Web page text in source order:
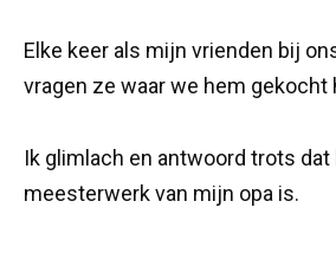
Elke keer als mijn vrienden bij
vragen ze waar we hem gekocht
Ik glimlach en antwoord trots
meesterwerk van mijn opa is.